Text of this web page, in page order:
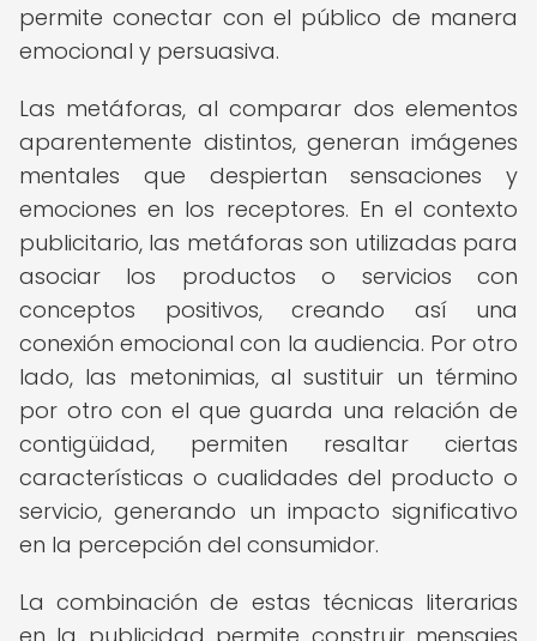
permite conectar con el público de manera
emocional y persuasiva.
Las metáforas, al comparar dos elementos
aparentemente distintos, generan imágenes
mentales que despiertan sensaciones y
emociones en los receptores. En el contexto
publicitario, las metáforas son utilizadas para
asociar los productos o servicios con
conceptos positivos, creando así una
conexión emocional con la audiencia. Por otro
lado, las metonimias, al sustituir un término
por otro con el que guarda una relación de
contigüidad, permiten resaltar ciertas
características o cualidades del producto o
servicio, generando un impacto significativo
en la percepción del consumidor.
La combinación de estas técnicas literarias